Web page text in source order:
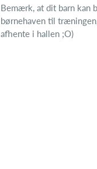
Bemærk, at dit barn kan
børnehaven til
afhente i hallen ;O)